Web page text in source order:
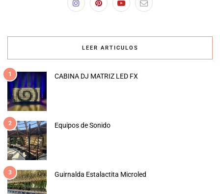
LEER ARTICULOS
1 CABINA DJ MATRIZ LED FX
2 Equipos de Sonido
3 Guirnalda Estalactita Microled